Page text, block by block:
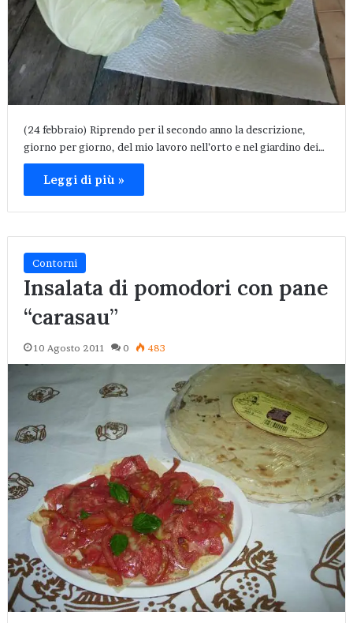
(24 febbraio) Riprendo per il secondo anno la descrizione,
giorno per giorno, del mio lavoro nell’orto e nel giardino dei…
Leggi di più »
Contorni
Insalata di pomodori con pane
“carasau”
10 Agosto 2011 0 483